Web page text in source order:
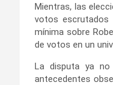
Mientras, las
votos escrutados
mínima sobre
de votos en un
La disputa ya no
antecedentes